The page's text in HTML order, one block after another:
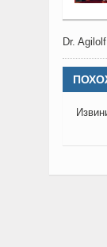
Dr.